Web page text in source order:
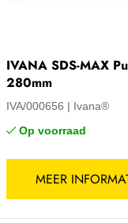
IVANA SDS-MAX
280mm
IVA/000656
Ivana®
Op voorraad
MEER